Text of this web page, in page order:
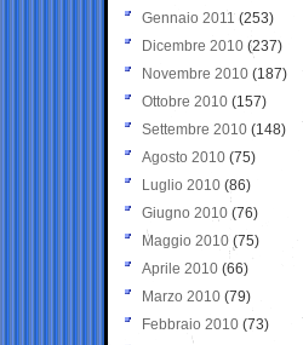
Gennaio 2011 (253)
Dicembre 2010 (237)
Novembre 2010 (187)
Ottobre 2010 (157)
Settembre 2010 (148)
Agosto 2010 (75)
Luglio 2010 (86)
Giugno 2010 (76)
Maggio 2010 (75)
Aprile 2010 (66)
Marzo 2010 (79)
Febbraio 2010 (73)